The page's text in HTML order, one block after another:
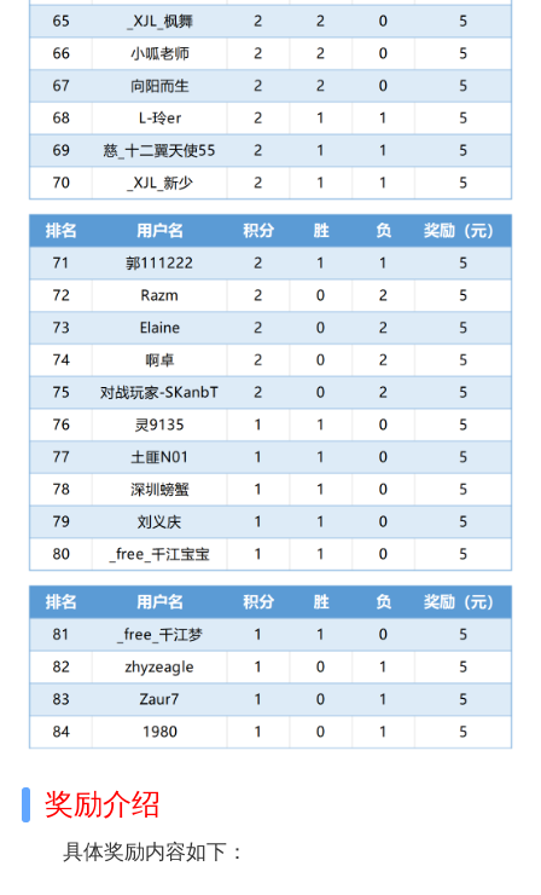
奖励介绍
具体奖励内容如下：